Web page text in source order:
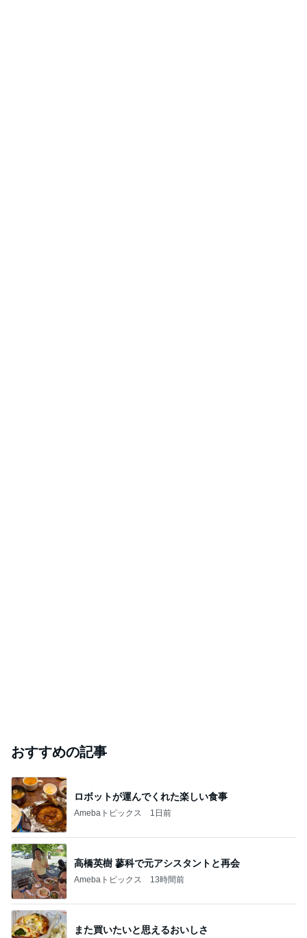
おすすめの記事
ロボットが運んでくれた楽しい食事
Amebaトピックス 1日前
高橋英樹 蓼科で元アシスタントと再会
Amebaトピックス 13時間前
また買いたいと思えるおいしさ